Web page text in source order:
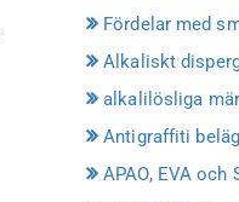
Fördelar med
Alkaliskt
alkalilösliga
Antigraffiti
APAO, EVA och